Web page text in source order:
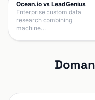
Ocean.io vs LeadGenius
Enterprise custom data
research combining
machine…